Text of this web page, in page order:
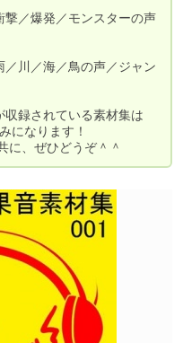
／爆発／モンスターの声
川／海／鳥の声／ジャン
録されている素材集は
になります！
に、ぜひどうぞ＾＾